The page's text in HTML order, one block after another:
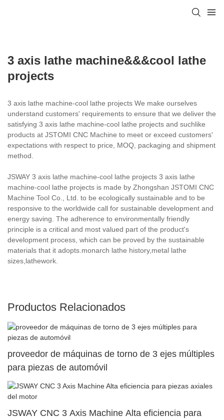
3 axis lathe machine&&&cool lathe
projects
3 axis lathe machine-cool lathe projects We make ourselves
understand customers' requirements to ensure that we deliver the
satisfying 3 axis lathe machine-cool lathe projects and suchlike
products at JSTOMI CNC Machine to meet or exceed customers'
expectations with respect to price, MOQ, packaging and shipment
method.
JSWAY 3 axis lathe machine-cool lathe projects 3 axis lathe
machine-cool lathe projects is made by Zhongshan JSTOMI CNC
Machine Tool Co., Ltd. to be ecologically sustainable and to be
responsive to the worldwide call for sustainable development and
energy saving. The adherence to environmentally friendly
principle is a critical and most valued part of the product's
development process, which can be proved by the sustainable
materials that it adopts.monarch lathe history,metal lathe
sizes,lathework.
Productos Relacionados
proveedor de máquinas de torno de 3 ejes múltiples
para piezas de automóvil
JSWAY CNC 3 Axis Machine Alta eficiencia para